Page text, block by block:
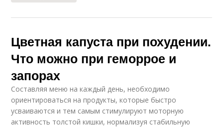
Цветная капуста при похудении.
Что можно при геморрое и
запорах
Составляя меню на каждый день, необходимо
ориентироваться на продукты, которые быстро
усваиваются и тем самым стимулируют моторную
активность толстой кишки, нормализуя стабильную